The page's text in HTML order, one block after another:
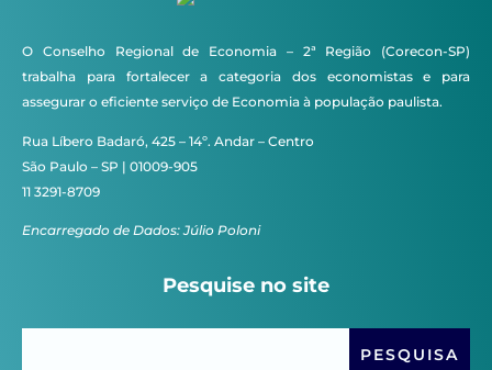
O Conselho Regional de Economia – 2ª Região (Corecon-SP)
trabalha para fortalecer a categoria dos economistas e para
assegurar o eficiente serviço de Economia à população paulista.
Rua Líbero Badaró, 425 – 14º. Andar – Centro
São Paulo – SP | 01009-905
11 3291-8709
Encarregado de Dados: Júlio Poloni
Pesquise no site